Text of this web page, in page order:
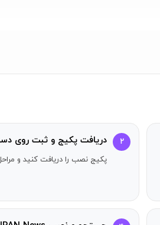
در صفحهٔ تنظیمات، خبرگزاری مورد
۲ دریافت پکیج و ثبت روی
پکیج نصب را دریافت کنید و